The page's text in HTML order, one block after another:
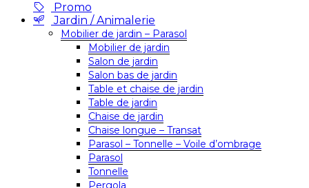
Promo
Jardin / Animalerie
Mobilier de jardin – Parasol
Mobilier de jardin
Salon de jardin
Salon bas de jardin
Table et chaise de jardin
Table de jardin
Chaise de jardin
Chaise longue – Transat
Parasol – Tonnelle – Voile d’ombrage
Parasol
Tonnelle
Pergola